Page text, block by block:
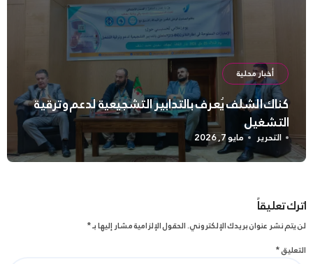
أخبار محلية
كناك الشلف يُعرف بالتدابير التشجيعية لدعم وترقية
التشغيل
التحرير مايو 7, 2026
اترك تعليقاً
لن يتم نشر عنوان بريدك الإلكتروني.الحقول الإلزامية مشار إليها بـ*
التعليق*